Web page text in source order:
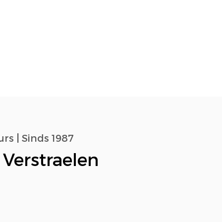
| Sinds 1987